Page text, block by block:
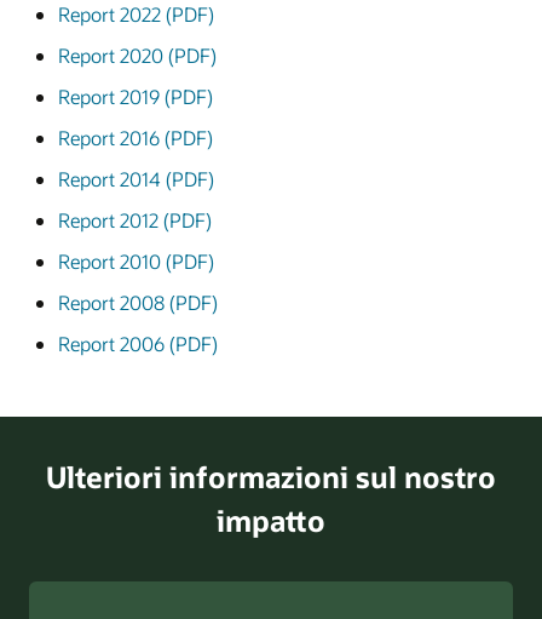
Report 2022 (PDF)
Report 2020 (PDF)
Report 2019 (PDF)
Report 2016 (PDF)
Report 2014 (PDF)
Report 2012 (PDF)
Report 2010 (PDF)
Report 2008 (PDF)
Report 2006 (PDF)
Ulteriori informazioni sul nostro
impatto